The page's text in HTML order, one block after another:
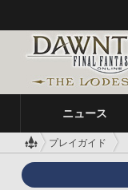
ニュース
プレイガイド